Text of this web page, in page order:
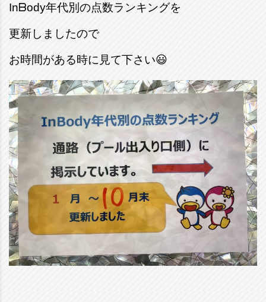
Inᗷody年代別の点数ランキングを
更新しましたので
お時間がある時に見て下さい😃